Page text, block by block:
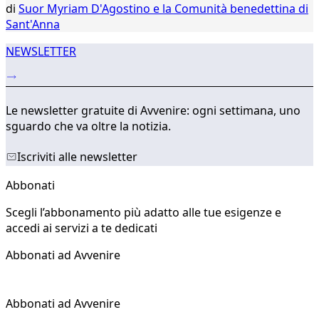
di Suor Myriam D'Agostino e la Comunità benedettina di
Sant'Anna
NEWSLETTER
Le newsletter gratuite di Avvenire: ogni settimana, uno
sguardo che va oltre la notizia.
Iscriviti alle newsletter
Abbonati
Scegli l’abbonamento più adatto alle tue esigenze e
accedi ai servizi a te dedicati
Abbonati ad Avvenire
Abbonati ad Avvenire